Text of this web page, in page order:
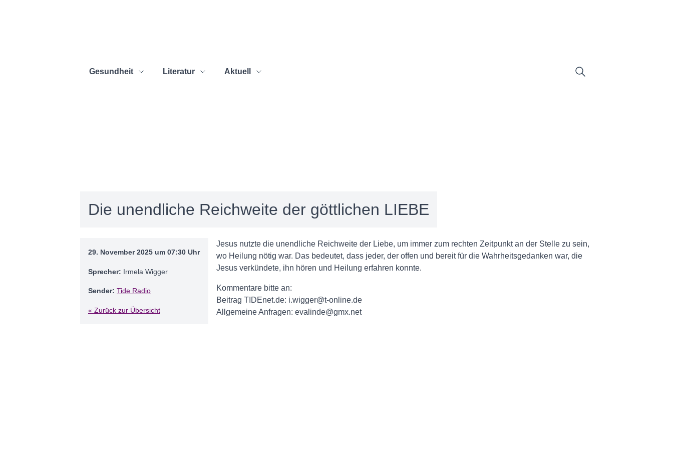
Gesundheit Literatur Aktuell
Die unendliche Reichweite der göttlichen LIEBE
29. November 2025 um 07:30 Uhr
Sprecher: Irmela Wigger
Sender: Tide Radio
« Zurück zur Übersicht
Jesus nutzte die unendliche Reichweite der Liebe, um immer zum rechten Zeitpunkt an der Stelle zu sein,
wo Heilung nötig war. Das bedeutet, dass jeder, der offen und bereit für die Wahrheitsgedanken war, die
Jesus verkündete, ihn hören und Heilung erfahren konnte.
Kommentare bitte an:
Beitrag TIDEnet.de: i.wigger@t-online.de
Allgemeine Anfragen: evalinde@gmx.net